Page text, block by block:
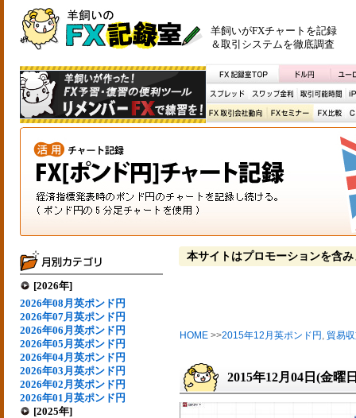
羊飼いがFXチャートを記録
＆取引システムを徹底調査
[2026年]
2026年08月英ポンド円
2026年07月英ポンド円
2026年06月英ポンド円
2026年05月英ポンド円
2026年04月英ポンド円
2026年03月英ポンド円
2026年02月英ポンド円
2026年01月英ポンド円
[2025年]
本サイトはプロモーションを含み
HOME >>2015年12月英ポンド円 , 貿易
2015年12月04日(金曜